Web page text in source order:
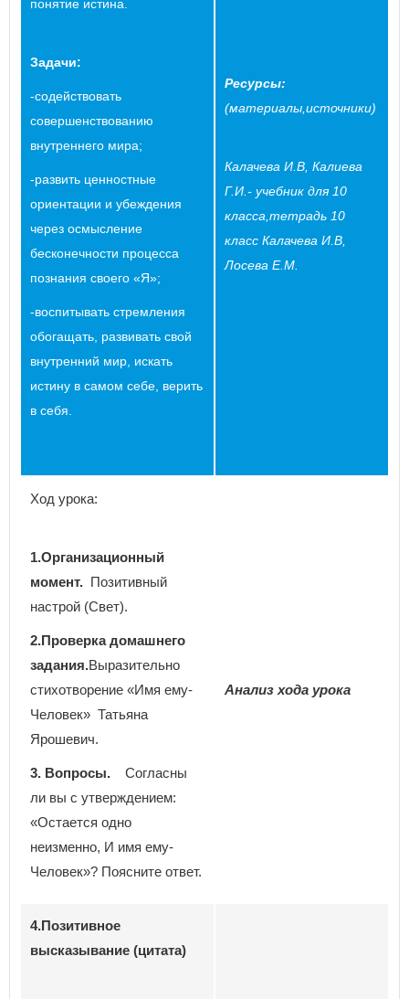
понятие истина.
Задачи:
-содействовать
совершенствованию
внутреннего мира;
-развить ценностные
ориентации и убеждения
через осмысление
бесконечности процесса
познания своего «Я»;
-воспитывать стремления
обогащать, развивать свой
внутренний мир, искать
истину в самом себе, верить
в себя.
Ресурсы:
(материалы источники)
Калачева И.В, Калиева
Г.И.- учебник для 10
класса,тетрадь 10
класс Калачева И.В,
Лосева Е.М.
Ход урока:
1.Организационный
момент. Позитивный
настрой (Свет).
2.Проверка домашнего
задания.Выразительно
стихотворение «Имя ему-
Человек» Татьяна
Ярошевич.
3. Вопросы. Согласны
ли вы с утверждением:
«Остается одно
неизменно, И имя ему-
Человек»? Поясните ответ.
Анализ хода урока
4.Позитивное
высказывание (цитата)